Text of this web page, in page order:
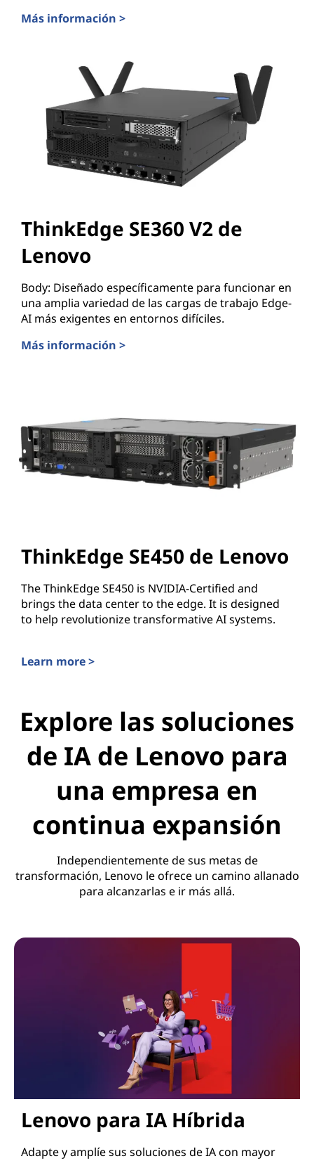
Más información >
ThinkEdge SE360 V2 de
Lenovo
Body: Diseñado específicamente para funcionar en
una amplia variedad de las cargas de trabajo Edge-
AI más exigentes en entornos difíciles.
Más información >
ThinkEdge SE450 de Lenovo
The ThinkEdge SE450 is NVIDIA-Certified and
brings the data center to the edge. It is designed
to help revolutionize transformative AI systems.
Learn more >
Explore las soluciones
de IA de Lenovo para
una empresa en
continua expansión
Independientemente de sus metas de
transformación, Lenovo le ofrece un camino allanado
para alcanzarlas e ir más allá.
Lenovo para IA Híbrida
Adapte y amplíe sus soluciones de IA con mayor